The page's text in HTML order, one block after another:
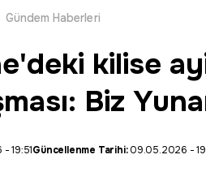
Gündem Haberleri
kilise
Biz
19:51Güncellenme Tarihi:09.05.2026 -